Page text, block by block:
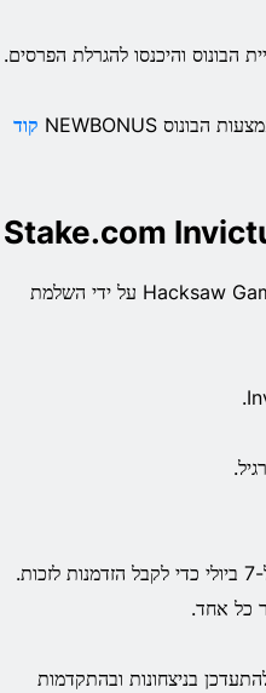
קוד
שחקנים יכולים להיכנס להגרלת פרסי הסלוט החדש הזה מבית Hacksaw Gaming על ידי השלמת
השלם את שלבי ההסמכה למבצע זה של מכונות מזל בין ה-2 ביולי ל-7 ביולי כדי לקבל הזדמנות לזכות.
בניצחונות ובהתקדמות